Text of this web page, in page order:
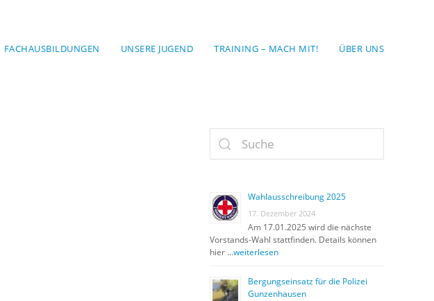
FACHAUSBILDUNGEN UNSERE JUGEND TRAINING – MACH MIT! ÜBER UNS
Wahlausschreibung 2025
17. Dezember 2024
Am 17.01.2025 wird die nächste
Vorstands-Wahl stattfinden. Details können
hier …weiterlesen
Bergungseinsatz für die Polizei
Gunzenhausen